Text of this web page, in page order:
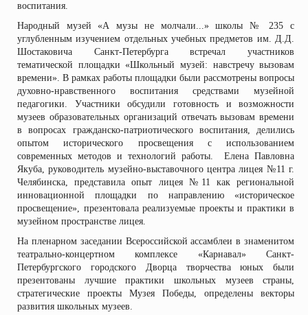
воспитания.
Народный музей «А музы не молчали...» школы № 235 с
углубленным изучением отдельных учебных предметов им. Д.Д.
Шостаковича Санкт-Петербурга встречал участников
тематической площадки «Школьный музей: навстречу вызовам
времени». В рамках работы площадки были рассмотрены вопросы
духовно-нравственного воспитания средствами музейной
педагогики. Участники обсудили готовность и возможности
музеев образовательных организаций отвечать вызовам времени
в вопросах гражданско-патриотического воспитания, делились
опытом исторического просвещения с использованием
современных методов и технологий работы. Елена Павловна
Якуба, руководитель музейно-выставочного центра лицея №11 г.
Челябинска, представила опыт лицея №11 как региональной
инновационной площадки по направлению «историческое
просвещение», презентовала реализуемые проекты и практики в
музейном пространстве лицея.
На пленарном заседании Всероссийской ассамблеи в знаменитом
театрально-концертном комплексе «Карнавал» Санкт-
Петербургского городского Дворца творчества юных были
презентованы лучшие практики школьных музеев страны,
стратегические проекты Музея Победы, определены векторы
развития школьных музеев.